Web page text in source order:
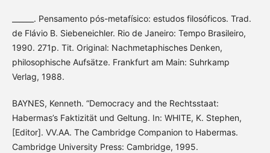
______. Pensamento pós-metafísico: estudos filosóficos. Trad.
de Flávio B. Siebeneichler. Rio de Janeiro: Tempo Brasileiro,
1990. 271p. Tit. Original: Nachmetaphisches Denken,
philosophische Aufsätze. Frankfurt am Main: Suhrkamp
Verlag, 1988.
BAYNES, Kenneth. “Democracy and the Rechtsstaat:
Habermas’s Faktizität und Geltung. In: WHITE, K. Stephen,
[Editor]. VV.AA. The Cambridge Companion to Habermas.
Cambridge University Press: Cambridge, 1995.